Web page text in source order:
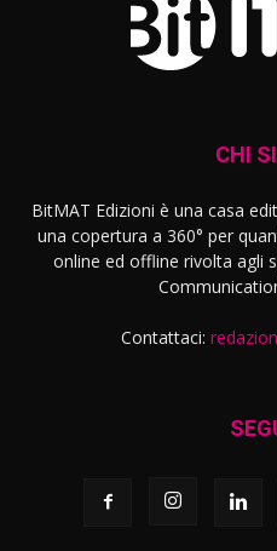
CHI
BitMAT Edizioni è una casa
una copertura a 360° per
online ed offline rivolta agli
Contattaci: